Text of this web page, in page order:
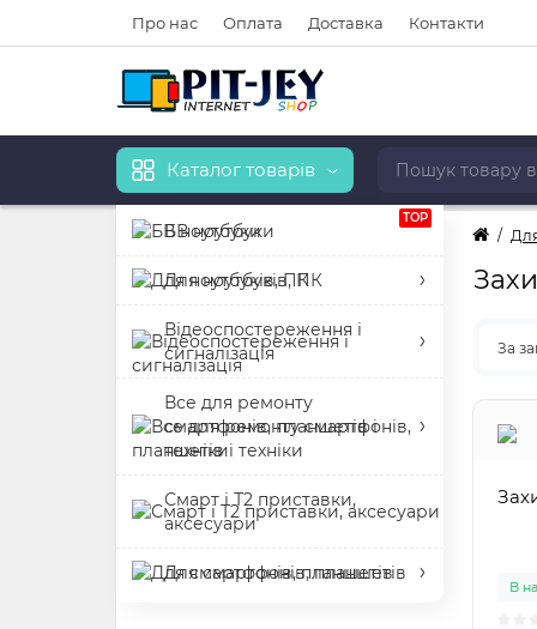
Про нас Оплата Доставка Контакти
Каталог товарів
TOP
БВ ноутбуки
Для ноутбуків, ПК
Відеоспостереження і
сигналізація
Все для ремонту
смартфонів, планшетів і
техніки
Смарт і Т2 приставки,
аксесуари
Для смартфонів, планшетів
За
В